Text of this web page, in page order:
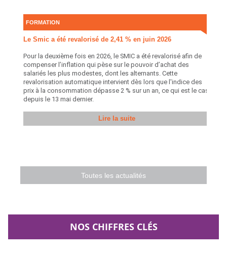
FORMATION
Le Smic a été revalorisé de 2,41 % en juin 2026
Pour la deuxième fois en 2026, le SMIC a été revalorisé afin de
compenser l’inflation qui pèse sur le pouvoir d’achat des
salariés les plus modestes, dont les alternants. Cette
revalorisation automatique intervient dès lors que l'indice des
prix à la consommation dépasse 2 % sur un an, ce qui est le cas
depuis le 13 mai dernier.
Lire la suite
Toutes les actualités
NOS CHIFFRES CLÉS